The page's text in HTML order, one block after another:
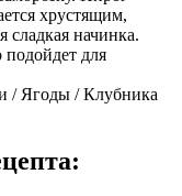
хрустящим,
начинка.
для
/ Ягоды / Клубника